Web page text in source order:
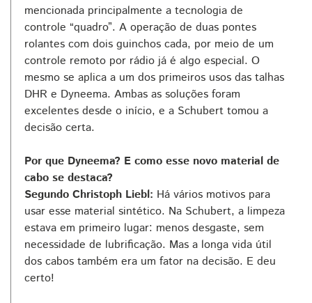
mencionada principalmente a tecnologia de
controle “quadro”. A operação de duas pontes
rolantes com dois guinchos cada, por meio de um
controle remoto por rádio já é algo especial. O
mesmo se aplica a um dos primeiros usos das talhas
DHR e Dyneema. Ambas as soluções foram
excelentes desde o início, e a Schubert tomou a
decisão certa.
Por que Dyneema? E como esse novo material de
cabo se destaca?
Segundo Christoph Liebl: Há vários motivos para
usar esse material sintético. Na Schubert, a limpeza
estava em primeiro lugar: menos desgaste, sem
necessidade de lubrificação. Mas a longa vida útil
dos cabos também era um fator na decisão. E deu
certo!